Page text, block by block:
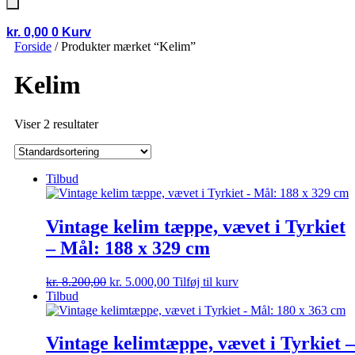
kr. 0,00 0 Kurv
Forside / Produkter mærket “Kelim”
Kelim
Viser 2 resultater
Tilbud
Vintage kelim tæppe, vævet i Tyrkiet
– Mål: 188 x 329 cm
kr.8.200,00 Den
pris
kr. 8.200,00.
kr. 5.000,00Den
pris
kr. 5.000,00.
Tilføj til kurv
Tilbud
Vintage kelimtæppe, vævet i Tyrkiet –